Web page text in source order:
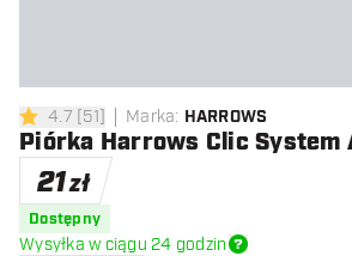
4.7 gwiazdki oceny
4.7 [51] Marka: HARROWS
Piórka Harrows Clic System
21zł
Dostępny
Wysyłka w ciągu 24 godzin